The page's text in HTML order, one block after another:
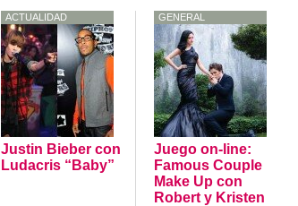
ACTUALIDAD
Justin Bieber con
Ludacris “Baby”
GENERAL
JUEGOS ON-LINE
Juego on-line:
Famous Couple
Make Up con
Robert y Kristen